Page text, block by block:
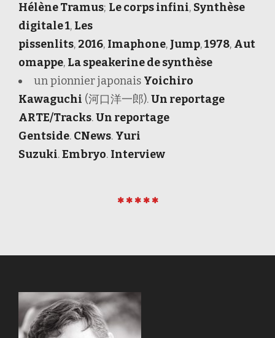
Hélène Tramus; Le corps infini, Synthèse
digitale 1, Les
pissenlits, 2016, Imaphone, Jump,1978, Aut
omappe, La speakerine de synthèse
un pionnier japonais Yoichiro
Kawaguchi (河口洋一郎).Un reportage
ARTE/Tracks.Un reportage
Gentside. CNews. Yuri
Suzuki.Embryo. Interview